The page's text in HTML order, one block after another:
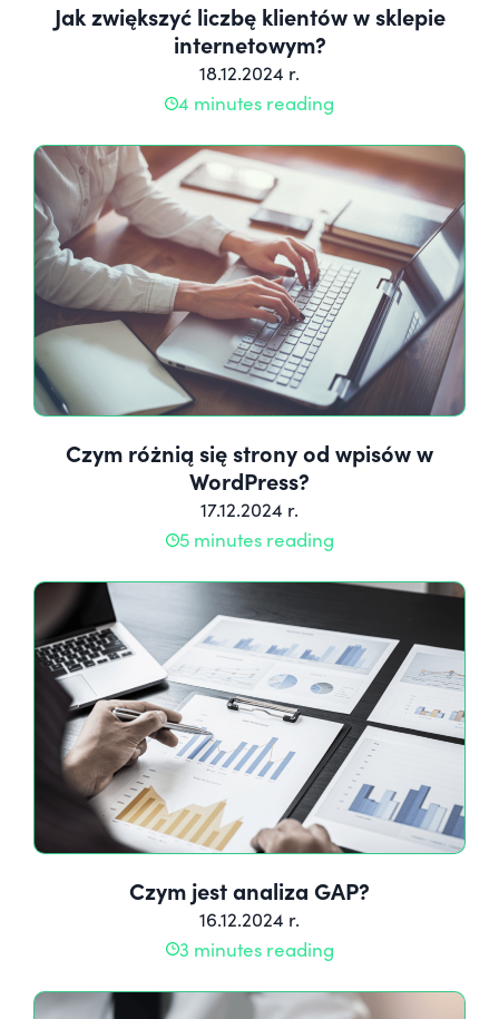
Jak zwiększyć liczbę klientów w sklepie
internetowym?
18.12.2024 r.
4 minutes reading
Czym różnią się strony od wpisów w
WordPress?
17.12.2024 r.
5 minutes reading
Czym jest analiza GAP?
16.12.2024 r.
3 minutes reading